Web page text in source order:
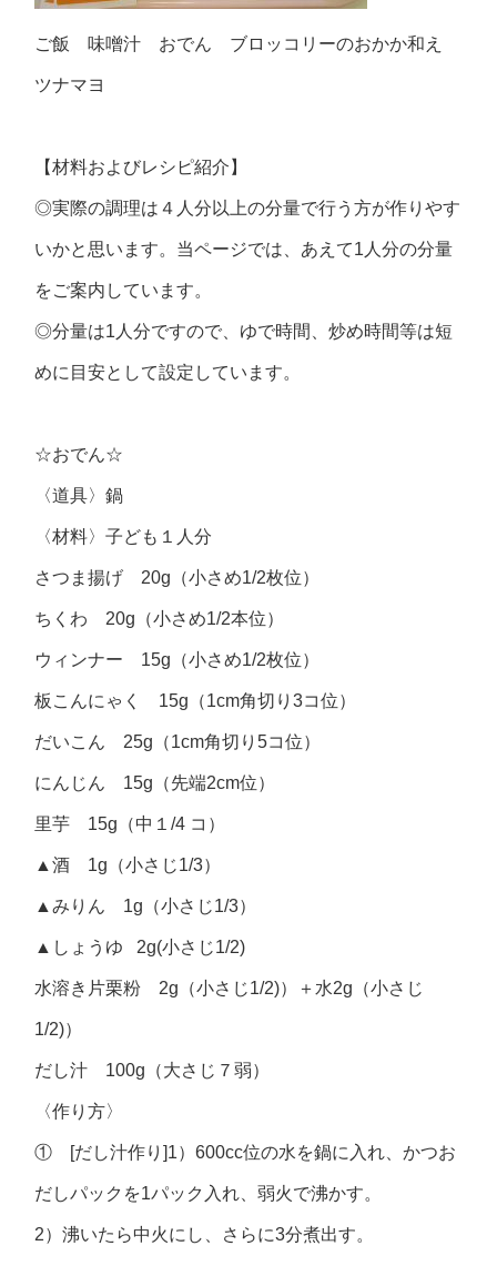
ご飯 味噌汁 おでん ブロッコリーのおかか和え
ツナマヨ
【材料およびレシピ紹介】
◎実際の調理は４人分以上の分量で行う方が作りやす
いかと思います。当ページでは、あえて1人分の分量
をご案内しています。
◎分量は1人分ですので、ゆで時間、炒め時間等は短
めに目安として設定しています。
☆おでん☆
〈道具〉鍋
〈材料〉子ども１人分
さつま揚げ 20g（小さめ1/2枚位）
ちくわ 20g（小さめ1/2本位）
ウィンナー 15g（小さめ1/2枚位）
板こんにゃく 15g（1cm角切り3コ位）
だいこん 25g（1cm角切り5コ位）
にんじん 15g（先端2cm位）
里芋 15g（中１/4 コ）
▲酒 1g（小さじ1/3）
▲みりん 1g（小さじ1/3）
▲しょうゆ 2g(小さじ1/2)
水溶き片栗粉 2g（小さじ1/2)）＋水2g（小さじ
1/2)）
だし汁 100g（大さじ７弱）
〈作り方〉
① [だし汁作り]1）600cc位の水を鍋に入れ、かつお
だしパックを1パック入れ、弱火で沸かす。
2）沸いたら中火にし、さらに3分煮出す。